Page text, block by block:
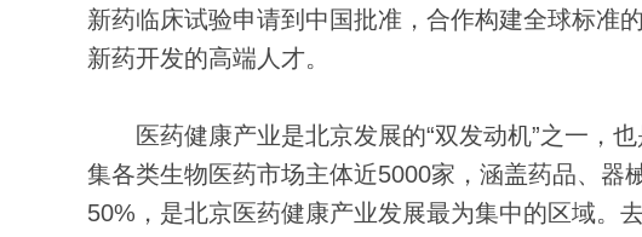
新药临床试验申请到中国批准，合作构建全球标准
新药开发的高端人才。
医药健康产业是北京发展的“双发动机”之一，也
集各类生物医药市场主体近5000家，涵盖药品、器
50%，是北京医药健康产业发展最为集中的区域。